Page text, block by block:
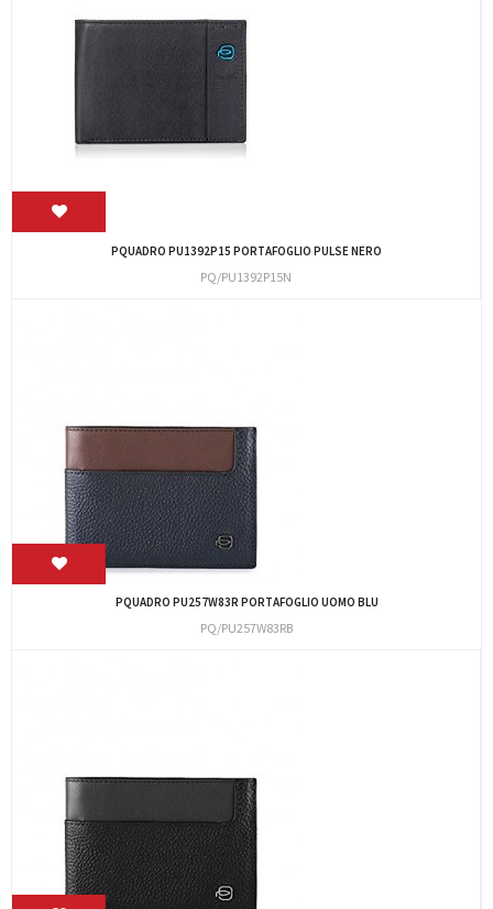
PQUADRO PU1392P15 PORTAFOGLIO PULSE NERO
PQ/PU1392P15N
PQUADRO PU257W83R PORTAFOGLIO UOMO BLU
PQ/PU257W83RB